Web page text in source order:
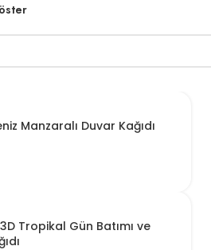
Manzaralı Duvar Kağıdı
Tropikal Gün Batımı ve